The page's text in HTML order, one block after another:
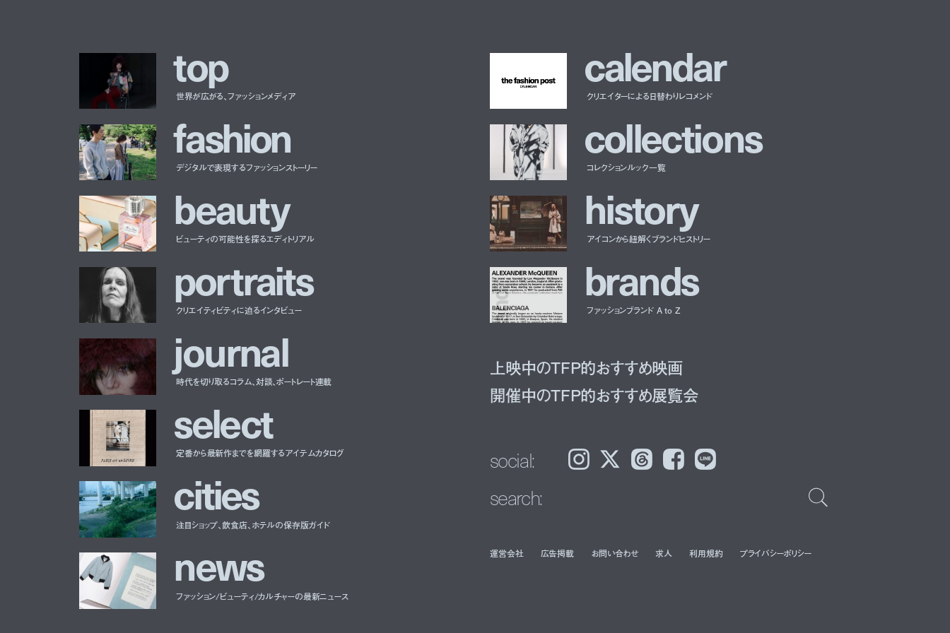
top
世界が広がる、ファッションメディア
fashion
デジタルで表現するファッションストーリー
beauty
ビューティの可能性を探るエディトリアル
portraits
クリエイティビティに迫るインタビュー
journal
時代を切り取るコラム、対談、ポートレート連載
select
定番から最新作までを網羅するアイテムカタログ
cities
注目ショップ、飲食店、ホテルの保存版ガイド
news
ファッション/ビューティ/カルチャーの最新ニュース
calendar
クリエイターによる日替わりレコメンド
collections
コレクションルック一覧
history
アイコンから紐解くブランドヒストリー
brands
ファッションブランド A to Z
上映中のTFP的おすすめ映画
開催中のTFP的おすすめ展覧会
social: Instagram 𝕏 Threads Facebook LINE
search:
運営会社 広告掲載 お問い合わせ 求人 利用規約 プライバシーポリシー